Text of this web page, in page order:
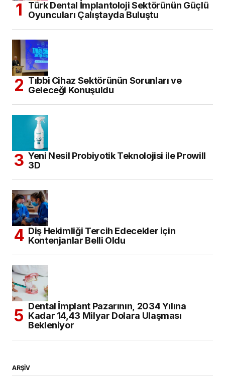
Yeni Nesil Probiyotik Teknolojisi ile Prowill
3D
Diş Hekimliği Tercih Edecekler için
Kontenjanlar Belli Oldu
Dental İmplant Pazarının, 2034 Yılına
Kadar 14,43 Milyar Dolara Ulaşması
Bekleniyor
ARŞİV
KATEGORILER
Eğitim
(302)
Diş Hekimliği